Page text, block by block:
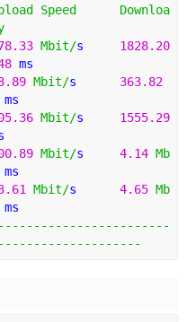
Speed
Downloa
Mbit/s 1828.20
Mbit/s 363.82
Mbit/s 1555.29
Mbit/s 4.14 Mb
Mbit/s 4.65 Mb